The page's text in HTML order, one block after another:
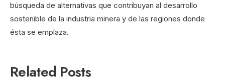
búsqueda de alternativas que contribuyan al desarrollo
sostenible de la industria minera y de las regiones donde
ésta se emplaza.
Related Posts